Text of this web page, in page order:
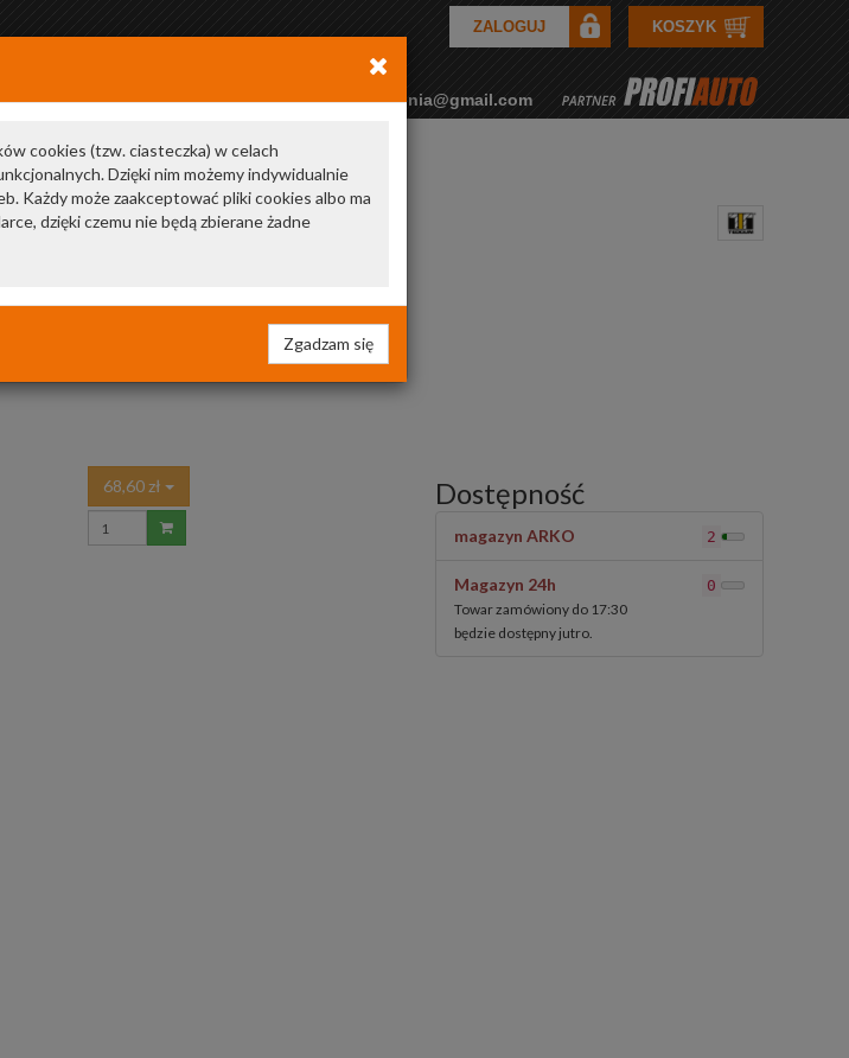
KOSZYK
ZALOGUJ
+48 34 366 20 20 arkozamowienia@gmail.com
cookies (tzw. ciasteczka) w celach
Dzięki nim możemy indywidualnie
Każdy może zaakceptować pliki cookies albo ma
dzięki czemu nie będą zbierane żadne
Zgadzam się
68,60 zł Dostępność
magazyn ARKO 2
Magazyn 24h
Towar zamówiony do 17:30
będzie dostępny jutro.
0